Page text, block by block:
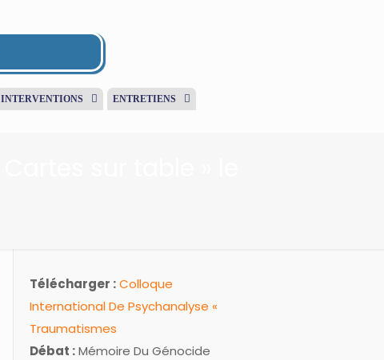
INTERVENTIONS
ENTRETIENS
Télécharger :Colloque
International De Psychanalyse «
Traumatismes
Débat :Mémoire Du Génocide